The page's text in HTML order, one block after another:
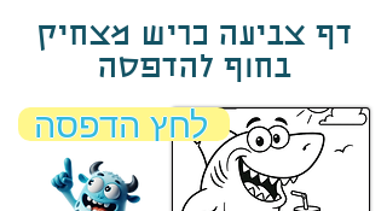
דף צביעה כריש מצחיק
בחוף להדפסה
לחץ הדפסה